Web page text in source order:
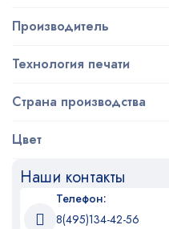
Производитель
Технология печати
Страна производства
Цвет
Наши контакты
Телефон:
8(495)134-42-56